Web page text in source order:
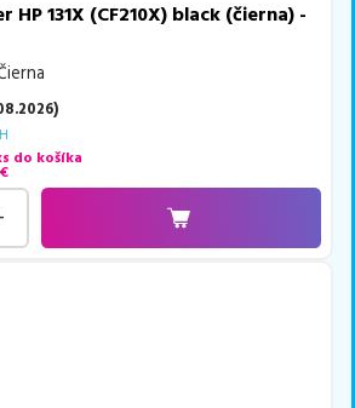
HP 131X (CF210X) black (čierna) -
)
do košíka
€